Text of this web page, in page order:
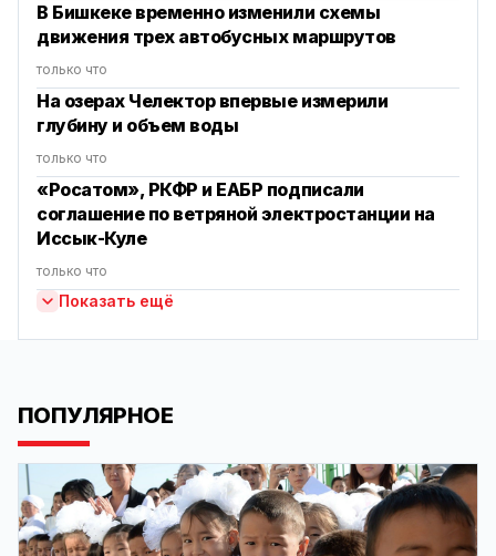
В Бишкеке временно изменили схемы
движения трех автобусных маршрутов
только что
На озерах Челектор впервые измерили
глубину и объем воды
только что
«Росатом», РКФР и ЕАБР подписали
соглашение по ветряной электростанции на
Иссык-Куле
только что
Показать ещё
ПОПУЛЯРНОЕ